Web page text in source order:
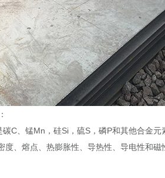
C、锰Mn，硅Si，硫S，磷P和其他合金元
度、熔点、热膨胀性、导热性、导电性和磁